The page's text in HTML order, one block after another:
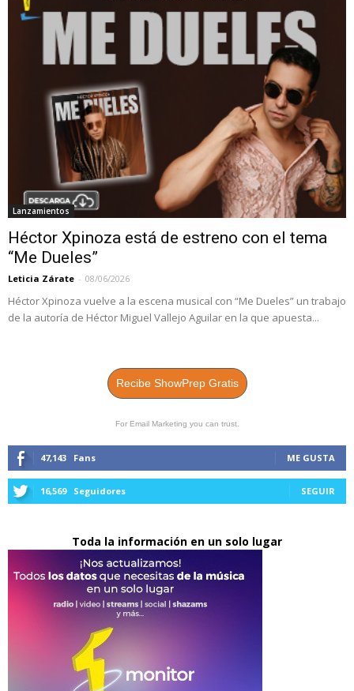
Lanzamientos
Héctor Xpinoza está de estreno con el tema
“Me Dueles”
Leticia Zárate - 08/06/2026
Héctor Xpinoza vuelve a la escena musical con “Me Dueles” un trabajo
de la autoría de Héctor Miguel Vallejo Aguilar en la que apuesta...
Recibe ShowPrep Gratis
For Email Marketing you can trust.
47,143 Fans ME GUSTA
16,569 Seguidores SEGUIR
Toda la información en un solo lugar